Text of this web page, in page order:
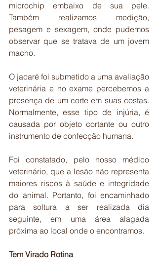
microchip embaixo de sua pele.
Também realizamos medição,
pesagem e sexagem, onde pudemos
observar que se tratava de um jovem
macho.
O jacaré foi submetido a uma avaliação
veterinária e no exame percebemos a
presença de um corte em suas costas.
Normalmente, esse tipo de injúria, é
causada por objeto cortante ou outro
instrumento de confecção humana.
Foi constatado, pelo nosso médico
veterinário, que a lesão não representa
maiores riscos à saúde e integridade
do animal. Portanto, foi encaminhado
para soltura a ser realizada dia
seguinte, em uma área alagada
próxima ao local onde o encontramos.
Tem Virado Rotina